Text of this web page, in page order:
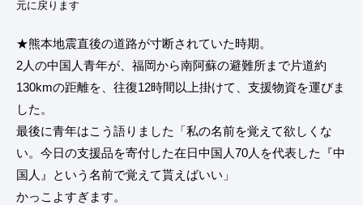
元に戻ります
★熊本地震直後の道路が寸断されていた時期。
2人の中国人青年が、福岡から南阿蘇の避難所まで片道約
130kmの距離を、往復12時間以上掛けて、支援物資を運びま
した。
最後に青年はこう語りました「私の名前を覚えて欲しくな
い。今日の支援品を寄付した在日中国人70人を代表した『中
国人』という名前で覚えて貰えばいい」
かっこよすぎます。